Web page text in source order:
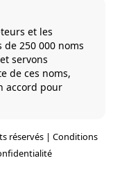
et les
250 000 noms
servons
de ces noms,
accord pour
réservés | Conditions